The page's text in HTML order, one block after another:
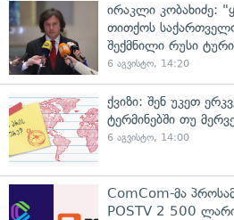
ირაკლი კობახიძე:
თითქოს
შექმნილი რუსი
6 აგვისტო, 14:20
ქვიზი: შენ უკეთ
ტერმინებში თუ
6 აგვისტო, 14:00
ComCom-მა
POSTV 2 500